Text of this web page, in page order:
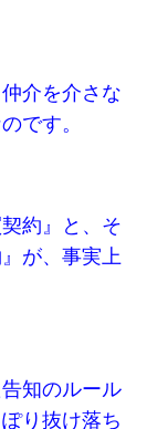
介を介さな
です。
約』と、そ
が、事実上
知のルール
り抜け落ち